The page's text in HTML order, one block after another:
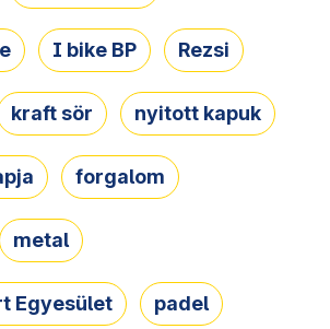
I bike BP Rezsi
kraft sör nyitott kapuk
forgalom
metal
Egyesület padel